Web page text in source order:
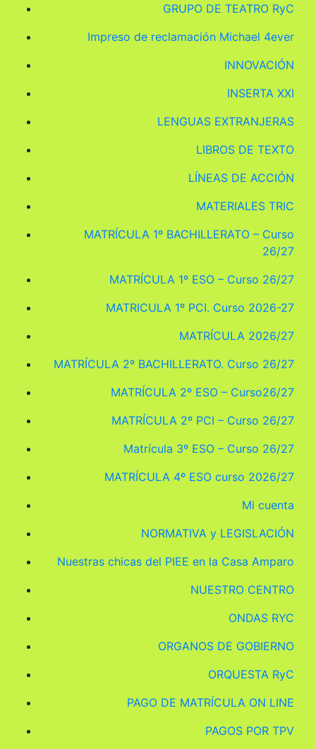
GRUPO DE TEATRO RyC
Impreso de reclamación Michael 4ever
INNOVACIÓN
INSERTA XXI
LENGUAS EXTRANJERAS
LIBROS DE TEXTO
LÍNEAS DE ACCIÓN
MATERIALES TRIC
MATRÍCULA 1º BACHILLERATO – Curso
26/27
MATRÍCULA 1º ESO – Curso 26/27
MATRICULA 1º PCI. Curso 2026-27
MATRÍCULA 2026/27
MATRÍCULA 2º BACHILLERATO. Curso 26/27
MATRÍCULA 2º ESO – Curso26/27
MATRÍCULA 2º PCI – Curso 26/27
Matrícula 3º ESO – Curso 26/27
MATRÍCULA 4º ESO curso 2026/27
Mi cuenta
NORMATIVA y LEGISLACIÓN
Nuestras chicas del PIEE en la Casa Amparo
NUESTRO CENTRO
ONDAS RYC
ORGANOS DE GOBIERNO
ORQUESTA RyC
PAGO DE MATRÍCULA ON LINE
PAGOS POR TPV